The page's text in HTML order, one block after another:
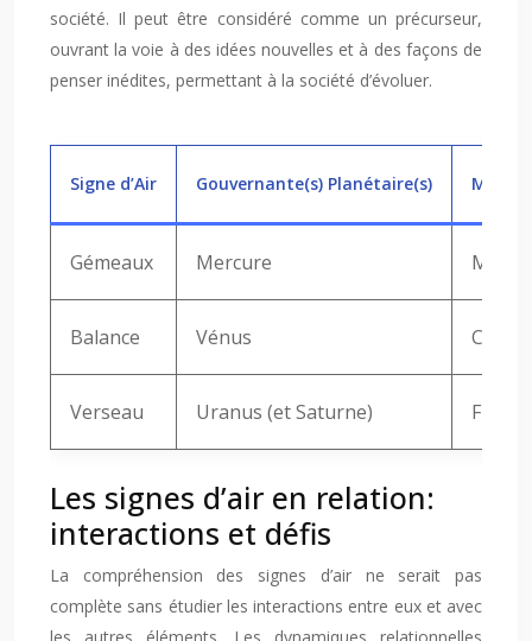
société. Il peut être considéré comme un précurseur,
ouvrant la voie à des idées nouvelles et à des façons de
penser inédites, permettant à la société d’évoluer.
Signe d’Air Gouvernante(s) Planétaire(s)
Gémeaux Mercure
Balance Vénus
Verseau Uranus (et Saturne) Fixe
Les signes d’air en relation:
interactions et défis
La compréhension des signes d’air ne serait pas
complète sans étudier les interactions entre eux et avec